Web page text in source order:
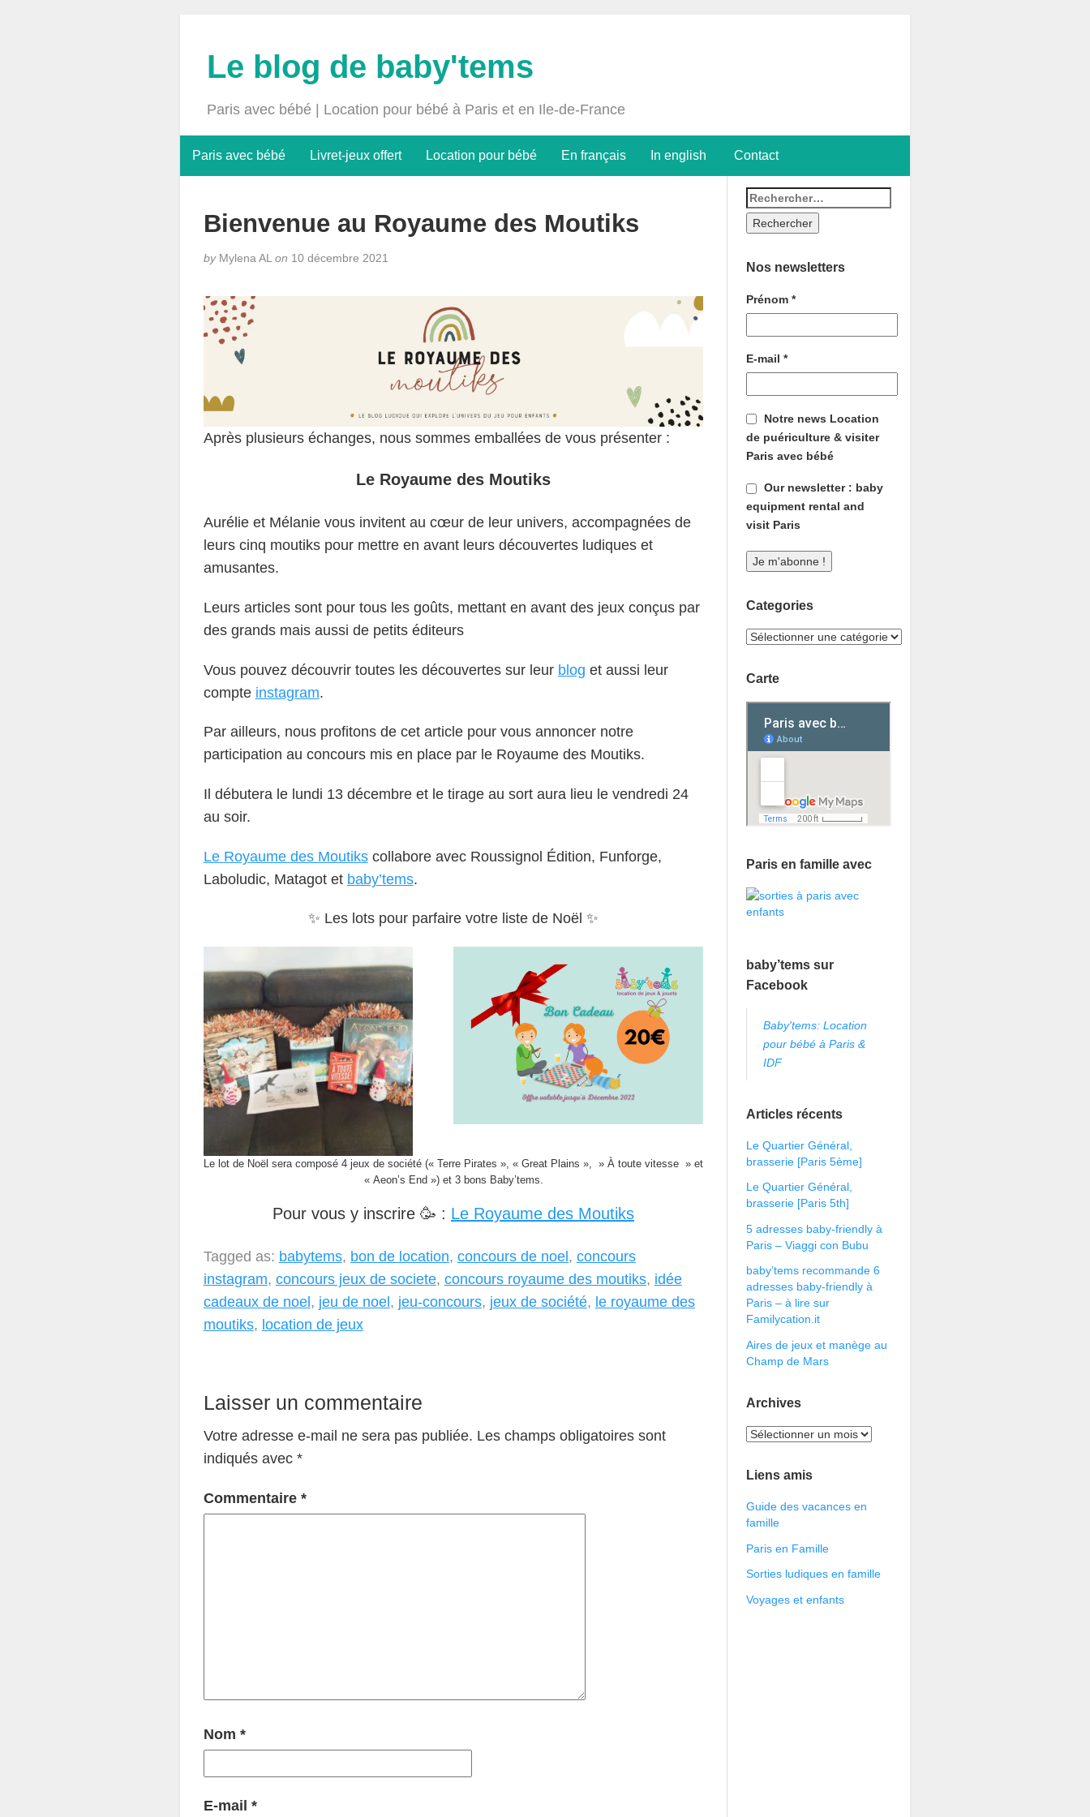
Le blog de baby'tems
Paris avec bébé | Location pour bébé à Paris et en Ile-de-France
Paris avec bébé Livret-jeux offert Location pour bébé En français In english Contact
Bienvenue au Royaume des Moutiks
byMylena AL on 10 décembre 2021
Après plusieurs échanges, nous sommes emballées de vous présenter :
Le Royaume des Moutiks
Aurélie et Mélanie vous invitent au cœur de leur univers, accompagnées de
leurs cinq moutiks pour mettre en avant leurs découvertes ludiques et
amusantes.
Leurs articles sont pour tous les goûts, mettant en avant des jeux conçus par
des grands mais aussi de petits éditeurs
Vous pouvez découvrir toutes les découvertes sur leur blog et aussi leur
compte instagram.
Par ailleurs, nous profitons de cet article pour vous annoncer notre
participation au concours mis en place par le Royaume des Moutiks.
Il débutera le lundi 13 décembre et le tirage au sort aura lieu le vendredi 24
au soir.
Le Royaume des Moutikscollabore avec Roussignol Édition, Funforge,
Laboludic, Matagot et baby’tems.
✨ Les lots pour parfaire votre liste de Noël ✨
Le lot de Noël sera composé 4 jeux de société (« Terre Pirates », « Great Plains », » À toute vitesse » et
« Aeon’s End ») et 3 bons Baby’tems.
Pour vous y inscrire 🥳 : Le Royaume des Moutiks
Tagged as: babytems, bon de location, concours de noel, concours
instagram, concours jeux de societe, concours royaume des moutiks, idée
cadeaux de noel, jeu de noel, jeu-concours, jeux de société, le royaume des
moutiks, location de jeux
Laisser un commentaire
Votre adresse e-mail ne sera pas publiée. Les champs obligatoires sont
indiqués avec *
Commentaire *
Nom *
E-mail *
Nos newsletters
Prénom*
E-mail*
Notre news Location
de puériculture & visiter
Paris avec bébé
Our newsletter : baby
equipment rental and
visit Paris
Categories
Carte
Paris en famille avec
baby’tems sur
Facebook
Baby'tems: Location
pour bébé à Paris &
IDF
Articles récents
Le Quartier Général,
brasserie [Paris 5ème]
Le Quartier Général,
brasserie [Paris 5th]
5 adresses baby-friendly à
Paris – Viaggi con Bubu
baby’tems recommande 6
adresses baby-friendly à
Paris – à lire sur
Familycation.it
Aires de jeux et manège au
Champ de Mars
Archives
Liens amis
Guide des vacances en
famille
Paris en Famille
Sorties ludiques en famille
Voyages et enfants